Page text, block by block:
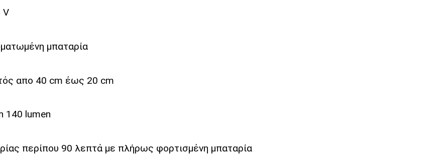
V
μπαταρία
απο 40 cm έως 20 cm
140 lumen
περίπου 90 λεπτά με πλήρως φορτισμένη μπαταρία